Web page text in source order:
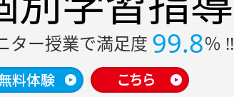
ター授業で満足度 99.8％ !!